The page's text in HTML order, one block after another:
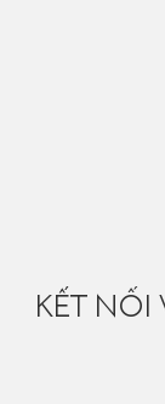
KẾT NỐI